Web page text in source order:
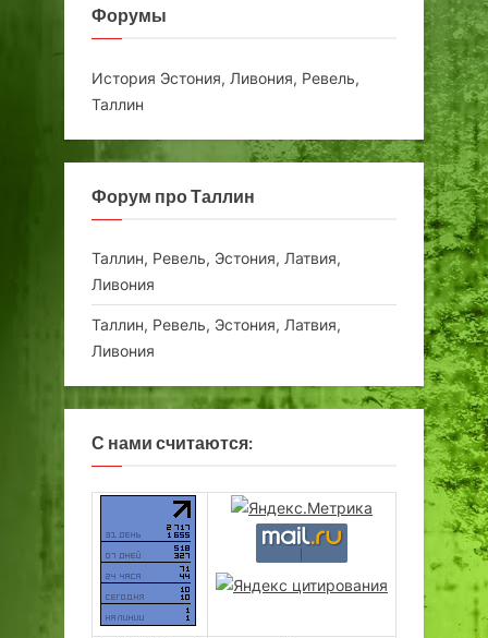
Форумы
История Эстония, Ливония, Ревель,
Таллин
Форум про Таллин
Таллин, Ревель, Эстония, Латвия,
Ливония
Таллин, Ревель, Эстония, Латвия,
Ливония
С нами считаются: